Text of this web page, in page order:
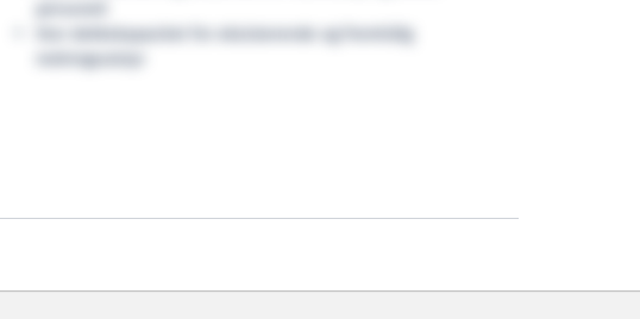
Stor dekkskapasitet for eksisterende og fremtidig
redningsutstyr